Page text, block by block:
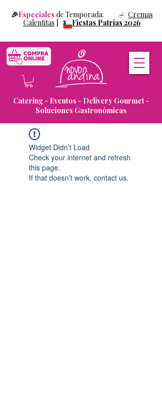
Catering - Eventos - Delivery Gourmet -
Soluciones Gastronómicas
🎉Especiales de Temporada: Cremas
Calentitas
Fiestas Patrias 2026
Widget Didn’t Load
Check your internet and refresh
this page.
If that doesn’t work, contact us.